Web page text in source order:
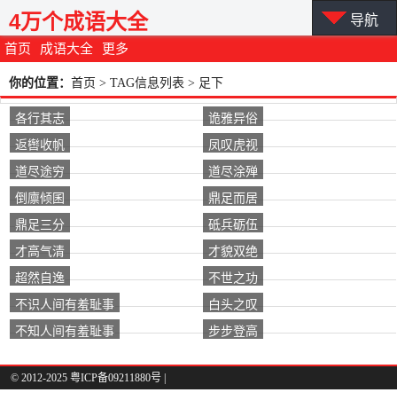
首页 成语大全 更多
4万个成语大全 导航
你的位置： 首页 > TAG信息列表 > 足下
各行其志
诡雅异俗
返辔收帆
凤叹虎视
道尽途穷
道尽涂殚
倒廪倾囷
鼎足而居
鼎足三分
砥兵砺伍
才高气清
才貌双绝
超然自逸
不世之功
不识人间有羞耻事
白头之叹
不知人间有羞耻事
步步登高
© 2012-2025 粤ICP备09211880号 |